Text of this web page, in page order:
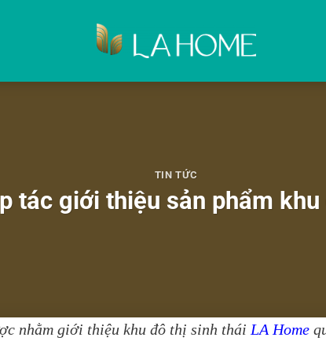
TIN TỨC
tác giới thiệu sản phẩm
nhằm giới thiệu khu đô thị sinh thái LA Home